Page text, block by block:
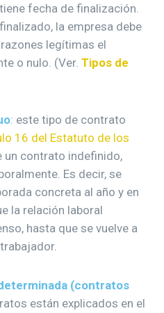
fecha de finalización.
la empresa debe
legítimas el
o nulo. (Ver. Tipos de
: este tipo de contrato
16 del Estatuto de los
un contrato indefinido,
Es decir, se
concreta al año y en
la relación laboral
hasta que se vuelve a
(contratos
están explicados en el